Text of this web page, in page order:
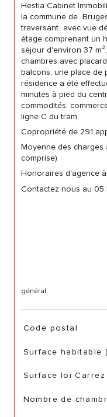
Hestia Cabinet
la commune de
traversant avec vue
étage comprenant un
séjour d'environ 37
chambres avec
balcons, une place de
résidence a été
minutes à pied du
commodités:
ligne C du tram.
Copropriété de 291
Moyenne des charges
comprise)
Honoraires d'agence
Contactez nous au 05
général
Code postal
Surface habitable
Surface loi Carrez
Nombre de